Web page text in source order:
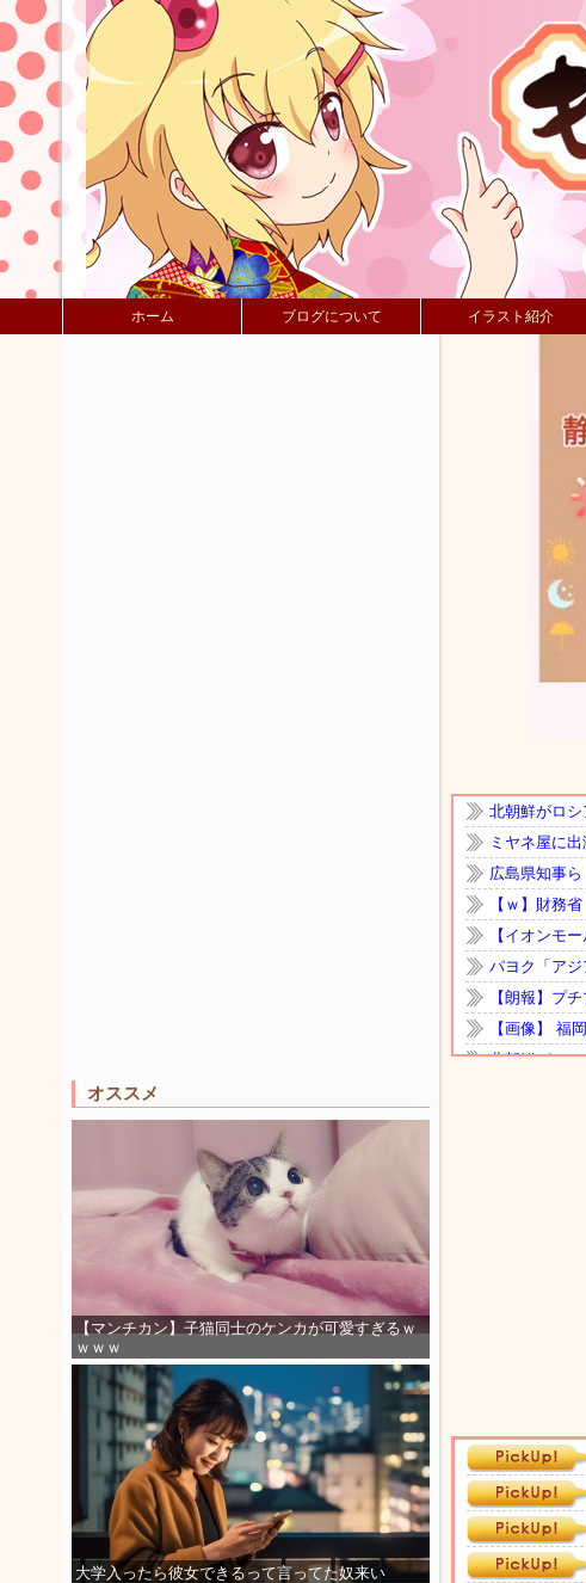
ホーム ブログについて イラスト紹介
オススメ
【マンチカン】子猫同士のケンカが可愛すぎるｗ
ｗｗｗ
大学入ったら彼女できるって言ってた奴来い